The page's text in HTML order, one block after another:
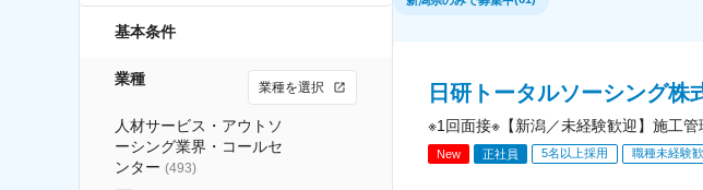
基本条件
業種 業種を選択
人材サービス・アウトソ
ーシング業界・コールセ
ンター (493)
日研トータルソーシング株
※1回面接※【新潟／未経験歓迎】施工
New 正社員 5名以上採用 職種未経験